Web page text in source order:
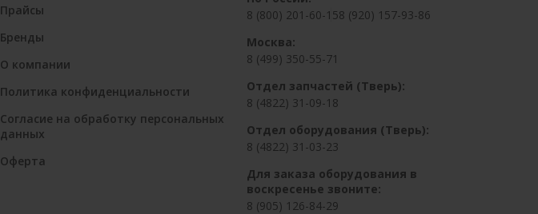
Прайсы
Бренды
О компании
Политика конфиденциальности
Согласие на обработку персональных
данных
Оферта
8 (800) 201-60-158 (920) 157-93-86
Москва:
8 (499) 350-55-71
Отдел запчастей (Тверь):
8 (4822) 31-09-18
Отдел оборудования (Тверь):
8 (4822) 31-03-23
Для заказа оборудования в
воскресенье звоните:
8 (905) 126-84-29